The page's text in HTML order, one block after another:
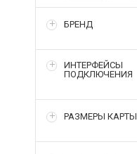
БРЕНД
ИНТЕРФЕЙСЫ
ПОДКЛЮЧЕНИЯ
РАЗМЕРЫ КАРТЫ